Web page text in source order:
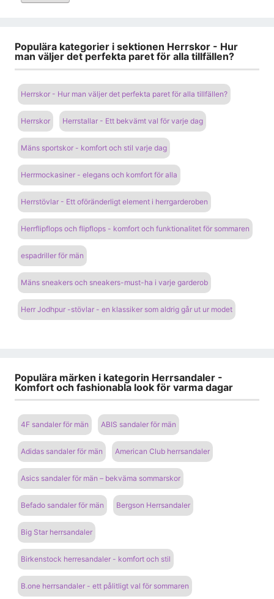
Populära kategorier i sektionen Herrskor - Hur
man väljer det perfekta paret för alla tillfällen?
Herrskor - Hur man väljer det perfekta paret för alla tillfällen?
Herrskor Herrstallar - Ett bekvämt val för varje dag
Mäns sportskor - komfort och stil varje dag
Herrmockasiner - elegans och komfort för alla
Herrstövlar - Ett oföränderligt element i herrgarderoben
Herrflipflops och flipflops - komfort och funktionalitet för sommaren
espadriller för män
Mäns sneakers och sneakers-must-ha i varje garderob
Herr Jodhpur -stövlar - en klassiker som aldrig går ut ur modet
Populära märken i kategorin Herrsandaler -
Komfort och fashionabla look för varma dagar
4F sandaler för män ABIS sandaler för män
Adidas sandaler för män American Club herrsandaler
Asics sandaler för män – bekväma sommarskor
Befado sandaler för män Bergson Herrsandaler
Big Star herrsandaler
Birkenstock herresandaler - komfort och stil
B.one herrsandaler - ett pålitligt val för sommaren